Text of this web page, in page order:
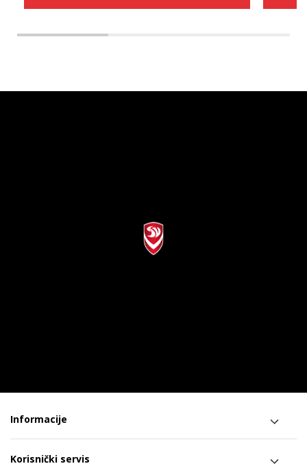
Informacije
Korisnički servis